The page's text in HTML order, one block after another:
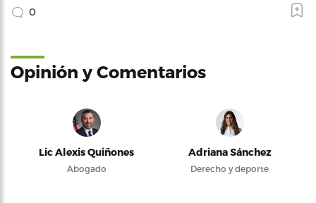
0
Opinión y Comentarios
Lic Alexis Quiñones
Abogado
Adriana Sánchez
Derecho y deporte